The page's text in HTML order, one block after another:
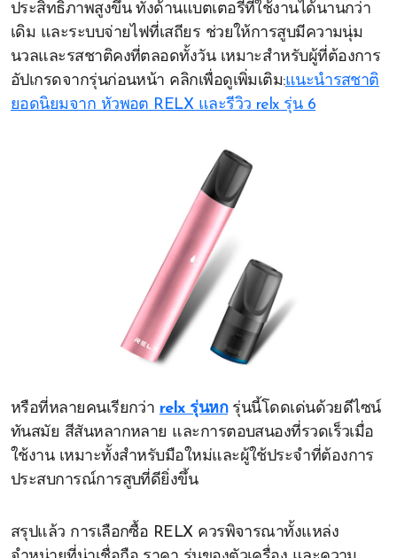
ประสิทธิภาพสูงขึ้น ทั้งด้านแบตเตอรี่ที่ใช้งานได้นานกว่า
เดิม และระบบจ่ายไฟที่เสถียร ช่วยให้การสูบมีความนุ่ม
นวลและรสชาติคงที่ตลอดทั้งวัน เหมาะสำหรับผู้ที่ต้องการ
อัปเกรดจากรุ่นก่อนหน้า คลิกเพื่อดูเพิ่มเติม:แนะนำรสชาติ
ยอดนิยมจาก หัวพอต RELX และรีวิว relx รุ่น 6
หรือที่หลายคนเรียกว่า relx รุ่นหกรุ่นนี้โดดเด่นด้วยดีไซน์
ทันสมัย สีสันหลากหลาย และการตอบสนองที่รวดเร็วเมื่อ
ใช้งาน เหมาะทั้งสำหรับมือใหม่และผู้ใช้ประจำที่ต้องการ
ประสบการณ์การสูบที่ดียิ่งขึ้น
สรุปแล้ว การเลือกซื้อ RELX ควรพิจารณาทั้งแหล่ง